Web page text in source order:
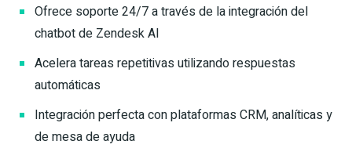
Ofrece soporte 24/7 a través de la integración del
chatbot de Zendesk AI
Acelera tareas repetitivas utilizando respuestas
automáticas
Integración perfecta con plataformas CRM, analíticas y
de mesa de ayuda